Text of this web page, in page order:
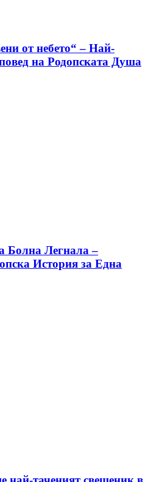
от небето“ – Най-
на Родопската Душа
Болна Легнала –
История за Една